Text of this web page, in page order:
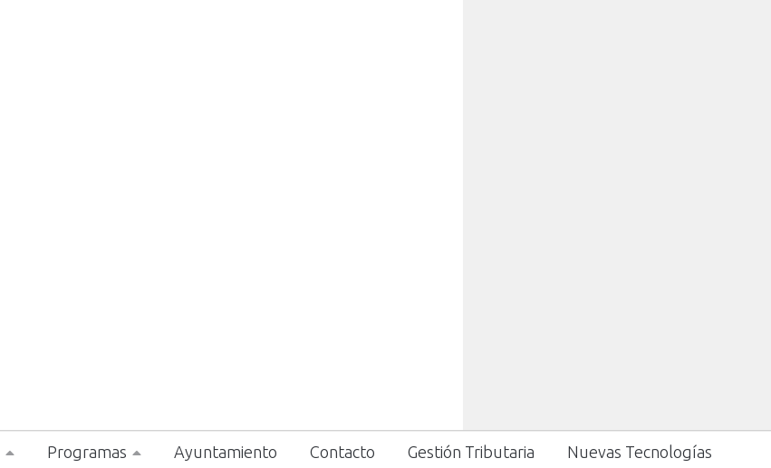
Programas Ayuntamiento Contacto Gestión Tributaria Nuevas Tecnologías